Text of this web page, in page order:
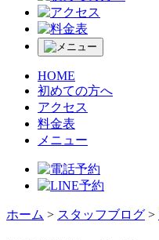
HOME
初めての方へ
アクセス
料金表
メニュー
ホーム > スタッフブログ >